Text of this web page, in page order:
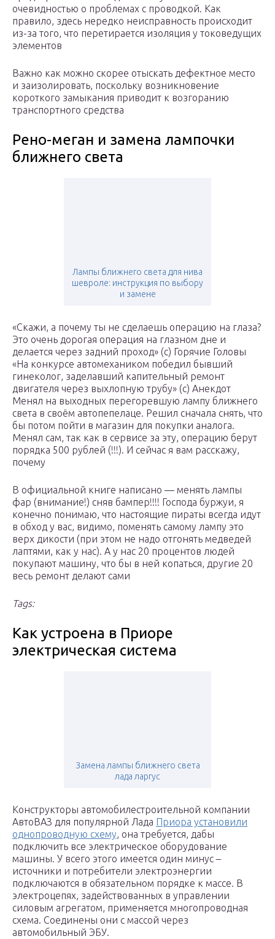
очевидностью о проблемах с проводкой. Как
правило, здесь нередко неисправность происходит
из-за того, что перетирается изоляция у токоведущих
элементов
Важно как можно скорее отыскать дефектное место
и заизолировать, поскольку возникновение
короткого замыкания приводит к возгоранию
транспортного средства
Рено-меган и замена лампочки
ближнего света
Лампы ближнего света для нива
шевроле: инструкция по выбору
и замене
«Скажи, а почему ты не сделаешь операцию на глаза?
Это очень дорогая операция на глазном дне и
делается через задний проход» (c) Горячие Головы
«На конкурсе автомехаником победил бывший
гинеколог, заделавший капительный ремонт
двигателя через выхлопную трубу» (с) Анекдот
Менял на выходных перегоревшую лампу ближнего
света в своём автопепелаце. Решил сначала снять, что
бы потом пойти в магазин для покупки аналога.
Менял сам, так как в сервисе за эту, операцию берут
порядка 500 рублей (!!!). И сейчас я вам расскажу,
почему
В официальной книге написано — менять лампы
фар (внимание!) сняв бампер!!!! Господа буржуи, я
конечно понимаю, что настоящие пираты всегда идут
в обход у вас, видимо, поменять самому лампу это
верх дикости (при этом не надо отгонять медведей
лаптями, как у нас). А у нас 20 процентов людей
покупают машину, что бы в ней копаться, другие 20
весь ремонт делают сами
Tags:
Как устроена в Приоре
электрическая система
Замена лампы ближнего света
лада ларгус
Конструкторы автомобилестроительной компании
АвтоВАЗ для популярной Лада Приора установили
однопроводную схему, она требуется, дабы
подключить все электрическое оборудование
машины. У всего этого имеется один минус –
источники и потребители электроэнергии
подключаются в обязательном порядке к массе. В
электроцепях, задействованных в управлении
силовым агрегатом, применяется многопроводная
схема. Соединены они с массой через
автомобильный ЭБУ.